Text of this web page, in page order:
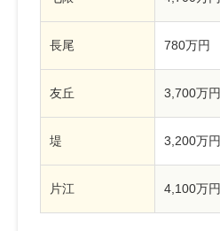
長尾 780万円
友丘 3,700万円
堤 3,200万円
片江 4,100万円